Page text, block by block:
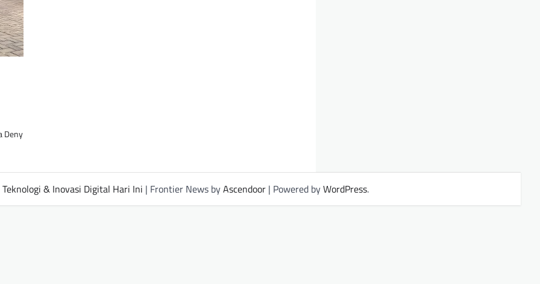
Deny
Teknologi & Inovasi Digital Hari Ini | Frontier News byAscendoor| Powered byWordPress.